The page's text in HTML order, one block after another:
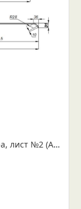
OPEL FRONTERA A 1991-1995 г. в. рессора, лист №2 (Арт. IR 31-02-02)